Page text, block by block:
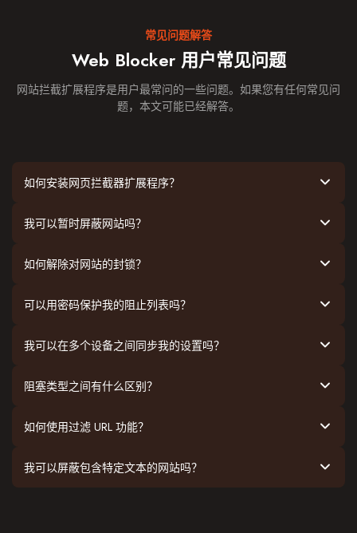
常见问题解答
Web Blocker 用户常见问题
网站拦截扩展程序是用户最常问的一些问题。如果您有任何常见问
题，本文可能已经解答。
如何安装网页拦截器扩展程序？
我可以暂时屏蔽网站吗？
如何解除对网站的封锁？
可以用密码保护我的阻止列表吗？
我可以在多个设备之间同步我的设置吗？
阻塞类型之间有什么区别？
如何使用过滤 URL 功能？
我可以屏蔽包含特定文本的网站吗？